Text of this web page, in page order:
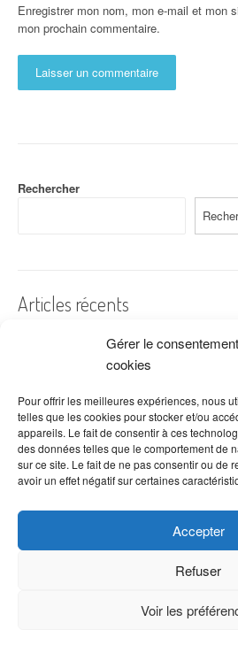
Gérer le
cookies
Pour offrir les meilleures expériences, nous
telles que les cookies pour stocker et/ou
appareils. Le fait de consentir à ces
des données telles que le comportement de
sur ce site. Le fait de ne pas consentir ou de
avoir un effet négatif sur certaines
Accepter
Refuser
Voir les
Enregistrer mon nom, mon e-mail et mon
mon prochain commentaire.
Rechercher
Articles récents
A quelles dates de l’année offre-t-on des
Les fleurs préférées des Français
Combien de fois arroser un cactus ?
Quelles fleurs offrir pour la fête des mères
Idées de décoration avec fleurs séchées